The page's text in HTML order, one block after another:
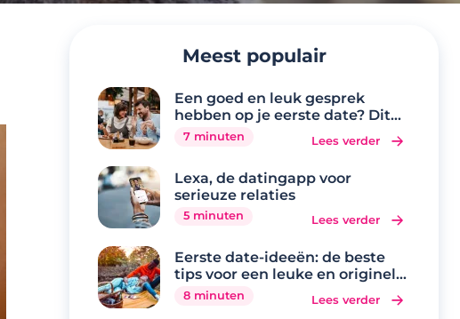
Meest populair
Een goed en leuk gesprek
hebben op je eerste date? Dit
zijn de 20 beste
gespreksonderwerpen
7 minuten Lees verder
Lexa, de datingapp voor
serieuze relaties
5 minuten Lees verder
Eerste date-ideeën: de beste
tips voor een leuke en originele
eerste date
8 minuten Lees verder